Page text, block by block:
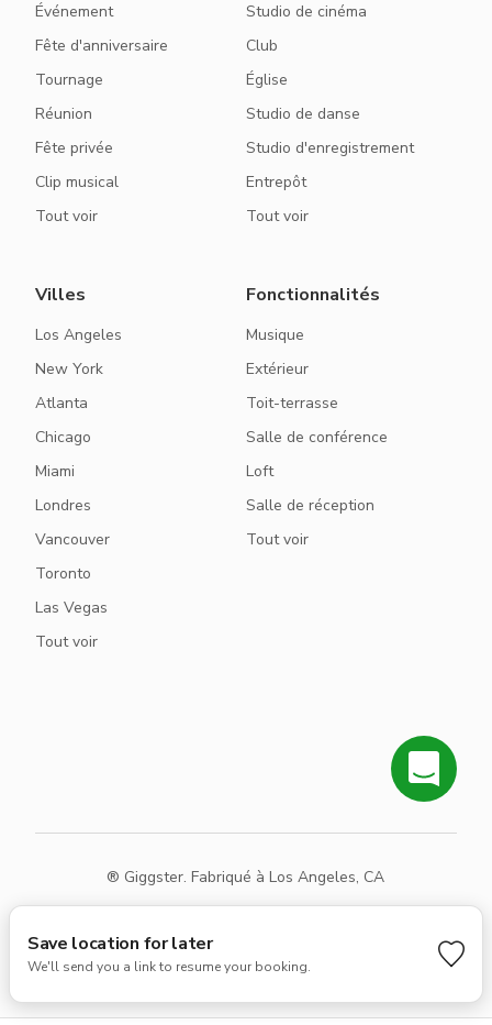
Save location for later
We'll send you a link to resume your booking.
Événement
Fête d'anniversaire
Tournage
Réunion
Fête privée
Clip musical
Tout voir
Studio de cinéma
Club
Église
Studio de danse
Studio d'enregistrement
Entrepôt
Tout voir
Villes
Los Angeles
New York
Atlanta
Chicago
Miami
Londres
Vancouver
Toronto
Las Vegas
Tout voir
Fonctionnalités
Musique
Extérieur
Toit-terrasse
Salle de conférence
Loft
Salle de réception
Tout voir
® Giggster. Fabriqué à Los Angeles, CA